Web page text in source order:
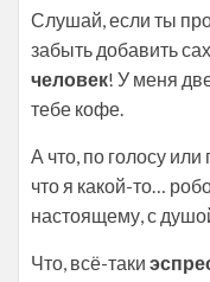
Слушай, если ты
забыть добавить
человек! У меня
тебе кофе.
А что, по голосу
что я какой-то…
настоящему, с
Что, всё-таки